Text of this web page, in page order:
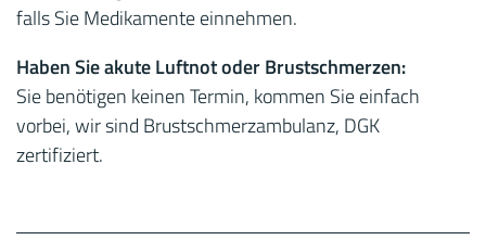
falls Sie Medikamente einnehmen.
Haben Sie akute Luftnot oder Brustschmerzen:
Sie benötigen keinen Termin, kommen Sie einfach
vorbei, wir sind Brustschmerzambulanz, DGK
zertifiziert.